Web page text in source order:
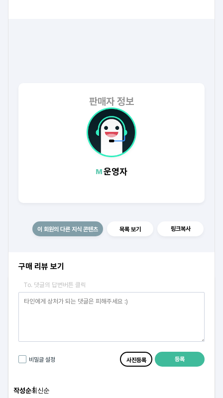
판매자 정보
운영자
이 회원의 다른 지식 콘텐츠 목록 보기 링크복사
구매 리뷰 보기
To. 댓글의 답변버튼 클릭
비밀글 설정 사진등록 등록
작성순최신순